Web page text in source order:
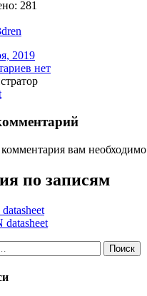
281
2019
нет
вам необходимо
по записям